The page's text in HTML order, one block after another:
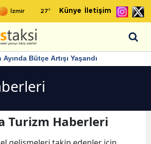
27° Künye İletişim
Bütçe Artışı Yaşandı
Turizm Haberleri